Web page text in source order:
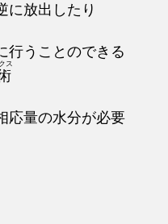
に放出したり
行うことのできる
ス
応量の水分が必要